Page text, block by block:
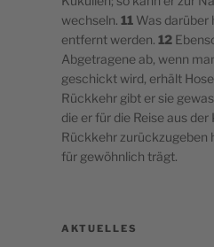
wechseln. 11Was darüber
entfernt werden. 12
Abgetragene ab, wenn
geschickt wird, erhält
Rückkehr gibt er sie
die er für die Reise aus
Rückkehr zurückzugeben
für gewöhnlich trägt.
AKTUELLES